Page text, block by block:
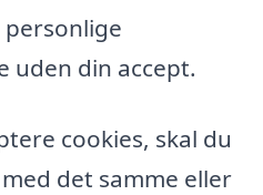
uden din accept.
cookies, skal du
det samme eller